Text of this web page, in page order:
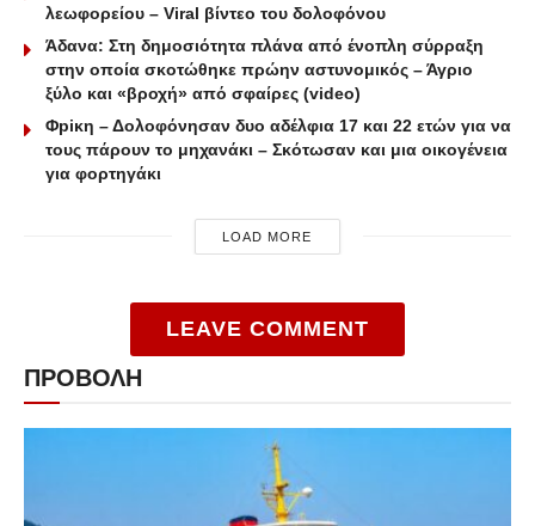
λεωφορείου – Viral βίντεο του δολοφόνου
Άδανα: Στη δημοσιότητα πλάνα από ένοπλη σύρραξη
στην οποία σκοτώθηκε πρώην αστυνομικός – Άγριο
ξύλο και «βροχή» από σφαίρες (video)
Φpiκη – Δολοφόνησαν δυο αδέλφια 17 και 22 ετών για να
τους πάρουν το μηχανάκι – Σκότωσαν και μια οικογένεια
για φορτηγάκι
LOAD MORE
LEAVE COMMENT
ΠΡΟΒΟΛΗ